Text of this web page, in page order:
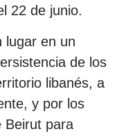
22 de junio.
lugar en un
de los
libanés, a
y por los
Beirut para